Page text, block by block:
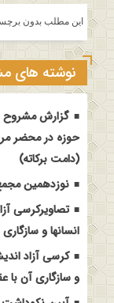
این مطلب بدون
نوشته های
گزارش مشروح
حوزه در محضر
(دامت برکاته)
نوزدهمین
تصاویرکرسی
انسانها و
کرسی آزاد
و سازگاری آن با